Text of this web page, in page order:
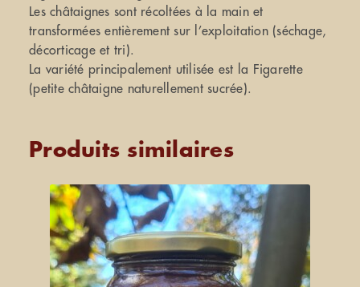
Les châtaignes sont récoltées à la main et
transformées entièrement sur l’exploitation (séchage,
décorticage et tri).
La variété principalement utilisée est la Figarette
(petite châtaigne naturellement sucrée).
Produits similaires